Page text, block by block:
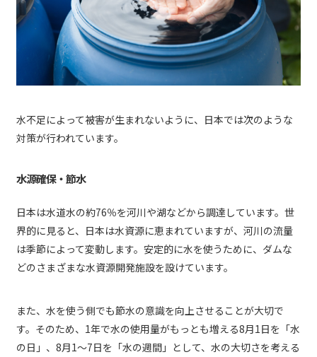
水不足によって被害が生まれないように、日本では次のような
対策が行われています。
水源確保・節水
日本は水道水の約76％を河川や湖などから調達しています。世
界的に見ると、日本は水資源に恵まれていますが、河川の流量
は季節によって変動します。安定的に水を使うために、ダムな
どのさまざまな水資源開発施設を設けています。
また、水を使う側でも節水の意識を向上させることが大切で
す。そのため、1年で水の使用量がもっとも増える8月1日を「水
の日」、8月1～7日を「水の週間」として、水の大切さを考える